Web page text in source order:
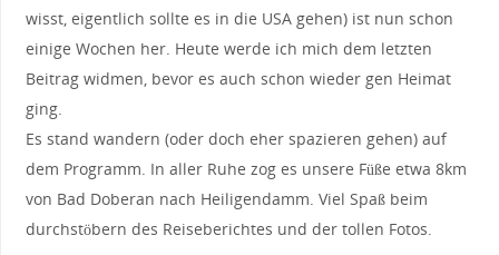
wisst, eigentlich sollte es in die USA gehen) ist nun schon
einige Wochen her. Heute werde ich mich dem letzten
Beitrag widmen, bevor es auch schon wieder gen Heimat
ging.
Es stand wandern (oder doch eher spazieren gehen) auf
dem Programm. In aller Ruhe zog es unsere Füße etwa 8km
von Bad Doberan nach Heiligendamm. Viel Spaß beim
durchstöbern des Reiseberichtes und der tollen Fotos.